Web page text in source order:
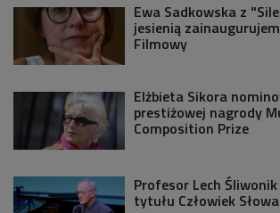
Ewa Sadkowska z
jesienią
Filmowy
Elżbieta Sikora
prestiżowej nagrody
Composition Prize
Profesor Lech
tytułu Człowiek